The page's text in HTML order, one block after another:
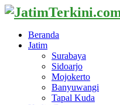
Beranda
Jatim
Surabaya
Sidoarjo
Mojokerto
Banyuwangi
Tapal Kuda